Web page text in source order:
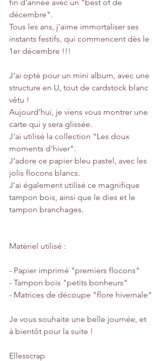
fin d'année avec un "best of de
décembre".
Tous les ans, j'aime immortaliser ses
instants festifs, qui commencent dès le
1er décembre !!!
J'ai opté pour un mini album, avec une
structure en U, tout de cardstock blanc
vêtu !
Aujourd'hui, je viens vous montrer une
carte qui y sera glissée.
J'ai utilisé la collection "Les doux
moments d'hiver".
J'adore ce papier bleu pastel, avec les
jolis flocons blancs.
J'ai également utilisé ce magnifique
tampon bois, ainsi que le dies et le
tampon branchages.
Matériel utilisé :
- Papier imprimé "premiers flocons"
- Tampon bois "petits bonheurs"
- Matrices de découpe "flore hivernale"
Je vous souhaite une belle journée, et
à bientôt pour la suite !
Ellesscrap